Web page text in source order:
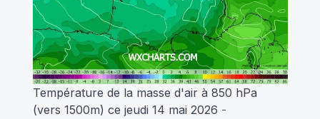
Température de la masse d'air à 850 hPa
(vers 1500m) ce jeudi 14 mai 2026 -